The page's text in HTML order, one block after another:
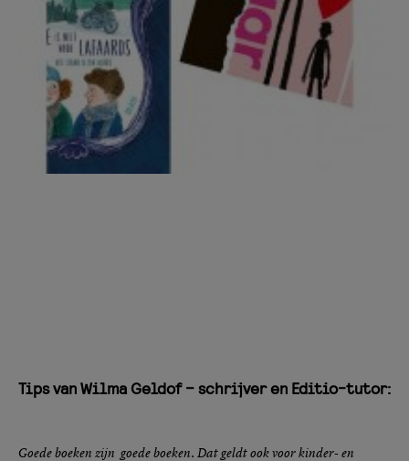
Tips van Wilma Geldof – schrijver en Editio-tutor:
Goede boeken zijn goede boeken. Dat geldt ook voor kinder- en